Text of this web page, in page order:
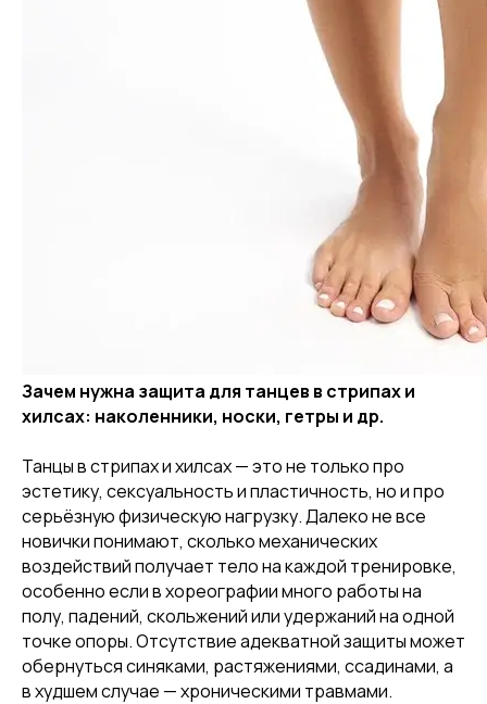
Зачем нужна защита для танцев в стрипах и
хилсах: наколенники, носки, гетры и др.
Танцы в стрипах и хилсах — это не только про
эстетику, сексуальность и пластичность, но и про
серьёзную физическую нагрузку. Далеко не все
новички понимают, сколько механических
воздействий получает тело на каждой тренировке,
особенно если в хореографии много работы на
полу, падений, скольжений или удержаний на одной
точке опоры. Отсутствие адекватной защиты может
обернуться синяками, растяжениями, ссадинами, а
в худшем случае — хроническими травмами.